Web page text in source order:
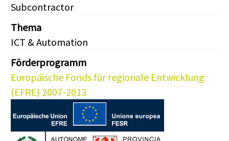
Subcontractor
Thema
ICT & Automation
Förderprogramm
Europäische Fonds für regionale Entwicklung
(EFRE) 2007-2013